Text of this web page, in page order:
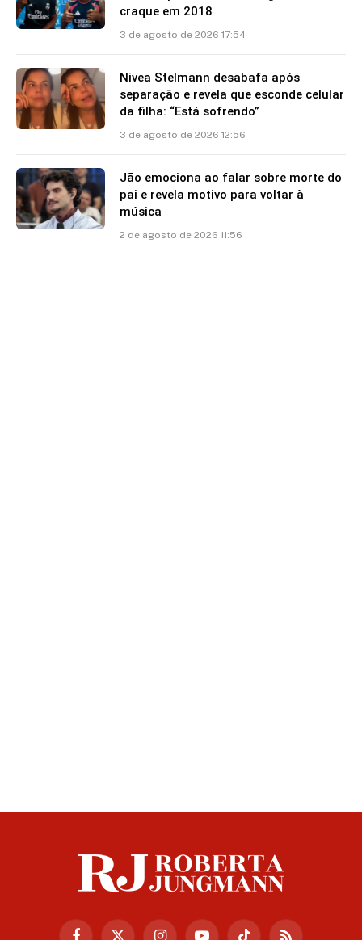
craque em 2018
3 de agosto de 2026 17:54
Nivea Stelmann desabafa após
separação e revela que esconde celular
da filha: “Está sofrendo”
3 de agosto de 2026 12:56
Jão emociona ao falar sobre morte do
pai e revela motivo para voltar à
música
2 de agosto de 2026 11:56